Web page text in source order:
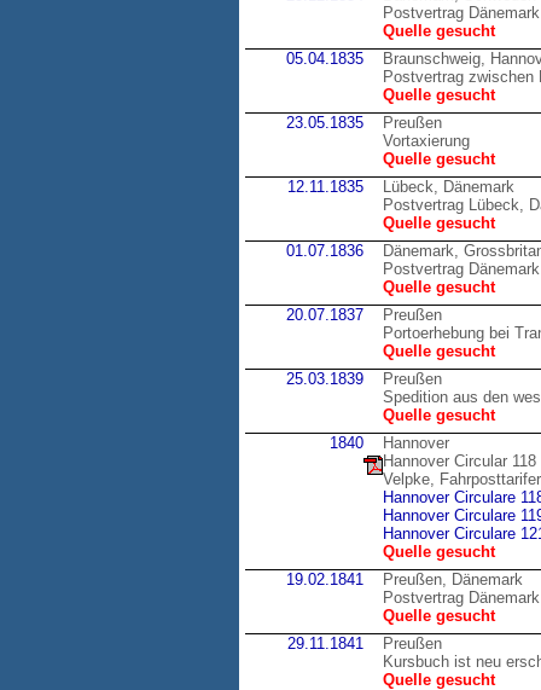
Postvertrag
Quelle gesucht
05.04.1835
Braunschweig,
Postvertrag zwischen
Quelle gesucht
23.05.1835
Preußen
Vortaxierung
Quelle gesucht
12.11.1835
Lübeck, Dänemark
Postvertrag Lübeck,
Quelle gesucht
01.07.1836
Dänemark,
Postvertrag
Quelle gesucht
20.07.1837
Preußen
Portoerhebung bei
Quelle gesucht
25.03.1839
Preußen
Spedition aus den
Quelle gesucht
1840
Hannover
Hannover Circular
Velpke,
Hannover Circulare
Hannover Circulare
Hannover Circulare
Quelle gesucht
19.02.1841
Preußen, Dänemark
Postvertrag
Quelle gesucht
29.11.1841
Preußen
Kursbuch ist neu
Quelle gesucht